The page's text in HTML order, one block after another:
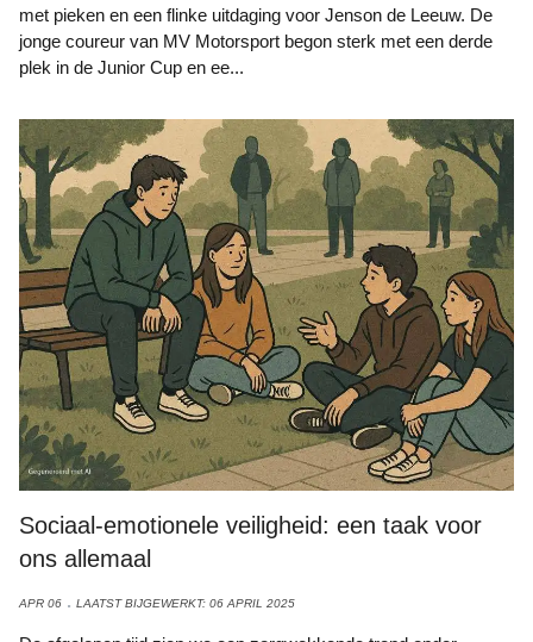
met pieken en een flinke uitdaging voor Jenson de Leeuw. De
jonge coureur van MV Motorsport begon sterk met een derde
plek in de Junior Cup en ee...
Sociaal-emotionele veiligheid: een taak voor
ons allemaal
APR 06 LAATST BIJGEWERKT: 06 APRIL 2025